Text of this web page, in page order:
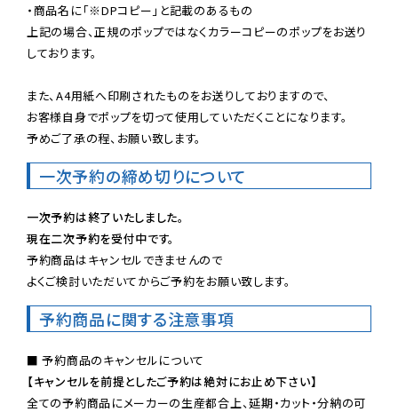
・商品名に「※DPコピー」と記載のあるもの
上記の場合、正規のポップではなくカラーコピーのポップをお送り
しております。
また、A4用紙へ印刷されたものをお送りしておりますので、
お客様自身でポップを切って使用していただくことになります。
予めご了承の程、お願い致します。
一次予約の締め切りについて
一次予約は終了いたしました。
現在二次予約を受付中です。
予約商品はキャンセルできませんので
よくご検討いただいてからご予約をお願い致します。
予約商品に関する注意事項
【キャンセルを前提としたご予約は絶対にお止め下さい】
全ての予約商品にメーカーの生産都合上、延期・カット・分納の可